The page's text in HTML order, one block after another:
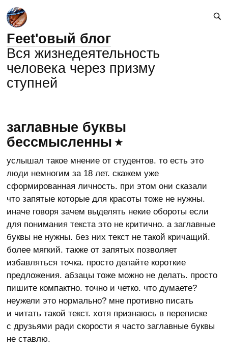
Feet'овый блог
Вся жизнедеятельность
человека через призму
ступней
заглавные буквы
бессмысленны
услышал такое мнение от студентов. то есть это
люди немногим за 18 лет. скажем уже
сформированная личность. при этом они сказали
что запятые которые для красоты тоже не нужны.
иначе говоря зачем выделять некие обороты если
для понимания текста это не критично. а заглавные
буквы не нужны. без них текст не такой кричащий.
более мягкий. также от запятых позволяет
избавляться точка. просто делайте короткие
предложения. абзацы тоже можно не делать. просто
пишите компактно. точно и четко. что думаете?
неужели это нормально? мне противно писать
и читать такой текст. хотя признаюсь в переписке
с друзьями ради скорости я часто заглавные буквы
не ставлю.